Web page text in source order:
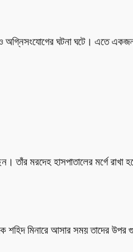
ও অগ্নিসংযোগের ঘটনা ঘটে। এতে
তাঁর মরদেহ হাসপাতালের মর্গে রাখা
শহিদ মিনারে আসার সময় তাদের উপর